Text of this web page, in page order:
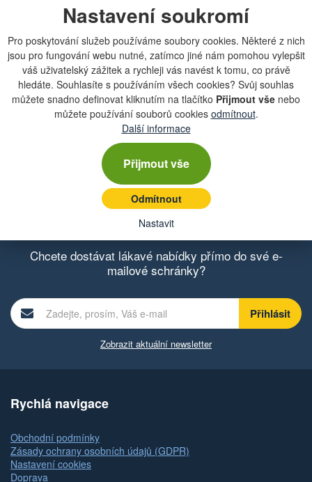
Nastavení soukromí
Pro poskytování služeb používáme soubory cookies. Některé z nich
jsou pro fungování webu nutné, zatímco jiné nám pomohou vylepšit
váš uživatelský zážitek a rychleji vás navést k tomu, co právě
hledáte. Souhlasíte s používáním všech cookies? Svůj souhlas
můžete snadno definovat kliknutím na tlačítko Přijmout vše nebo
můžete používání souborů cookies odmítnout.
Další informace
Přijmout vše
Odmítnout
Nastavit
Zpráva
Chcete dostávat lákavé nabídky přímo do své e-
mailové schránky?
Zobrazit aktuální newsletter
Rychlá navigace
Obchodní podmínky
Zásady ochrany osobních údajů (GDPR)
Nastavení cookies
Doprava